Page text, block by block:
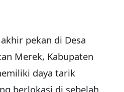
pekan di Desa
Merek, Kabupaten
daya tarik
berlokasi di sebelah